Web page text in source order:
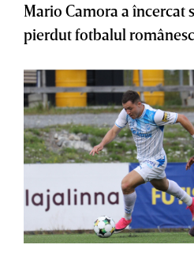
Mario Camora a încercat
pierdut fotbalul